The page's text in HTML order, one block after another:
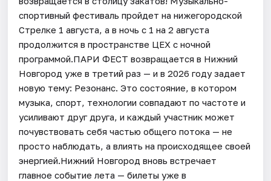
спортивный фестиваль пройдет на нижегородской
Стрелке 1 августа, а в ночь с 1 на 2 августа
продолжится в пространстве ЦЕХ с ночной
программой.ПАРИ ФЕСТ возвращается в Нижний
Новгород уже в третий раз — и в 2026 году задает
новую тему: Резонанс. Это состояние, в котором
музыка, спорт, технологии совпадают по частоте и
усиливают друг друга, и каждый участник может
почувствовать себя частью общего потока — не
просто наблюдать, а влиять на происходящее своей
энергией.Нижний Новгород вновь встречает
главное событие лета — билеты уже в